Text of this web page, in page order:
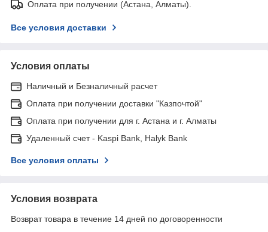
Оплата при получении (Астана, Алматы).
Все условия доставки
Условия оплаты
Наличный и Безналичный расчет
Оплата при получении доставки "Казпочтой"
Оплата при получении для г. Астана и г. Алматы
Удаленный счет - Kaspi Bank, Halyk Bank
Все условия оплаты
Условия возврата
Возврат товара в течение 14 дней по договоренности